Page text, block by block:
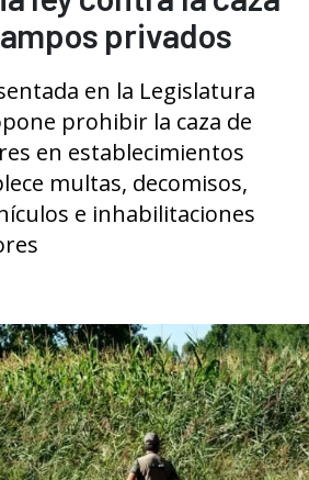
privados
en la Legislatura
prohibir la caza de
en establecimientos
multas, decomisos,
e inhabilitaciones